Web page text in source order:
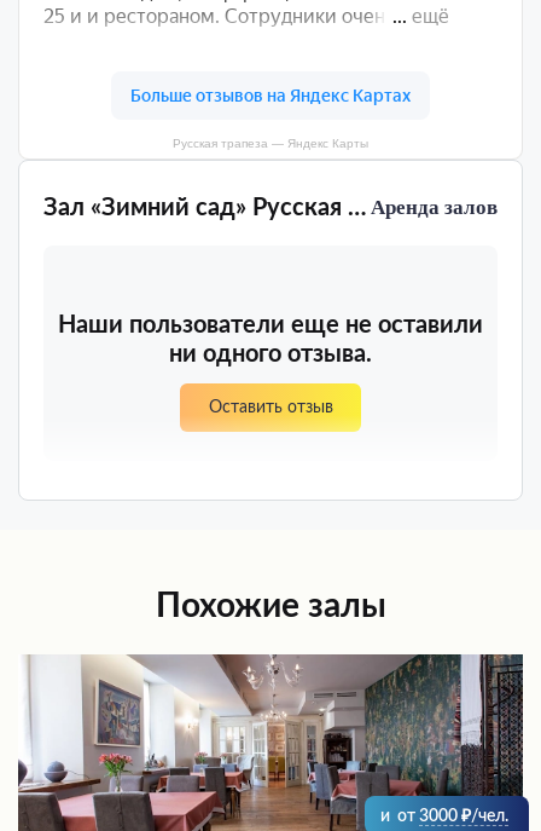
Зал «Зимний сад» Русская трапеза Аренда залов
Наши пользователи еще не оставили
ни одного отзыва.
Оставить отзыв
Русская трапеза — Яндекс Карты
Похожие залы
и от 3000 /чел.